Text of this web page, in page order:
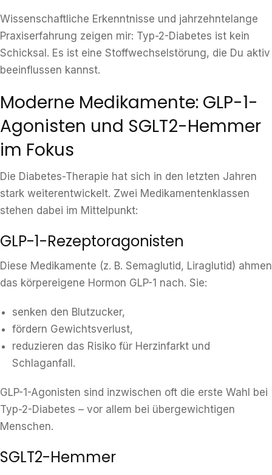
Wissenschaftliche Erkenntnisse und jahrzehntelange
Praxiserfahrung zeigen mir: Typ-2-Diabetes ist kein
Schicksal. Es ist eine Stoffwechselstörung, die Du aktiv
beeinflussen kannst.
Moderne Medikamente: GLP-1-
Agonisten und SGLT2-Hemmer
im Fokus
Die Diabetes-Therapie hat sich in den letzten Jahren
stark weiterentwickelt. Zwei Medikamentenklassen
stehen dabei im Mittelpunkt:
GLP-1-Rezeptoragonisten
Diese Medikamente (z. B. Semaglutid, Liraglutid) ahmen
das körpereigene Hormon GLP-1 nach. Sie:
senken den Blutzucker,
fördern Gewichtsverlust,
reduzieren das Risiko für Herzinfarkt und
Schlaganfall.
GLP-1-Agonisten sind inzwischen oft die erste Wahl bei
Typ-2-Diabetes – vor allem bei übergewichtigen
Menschen.
SGLT2-Hemmer